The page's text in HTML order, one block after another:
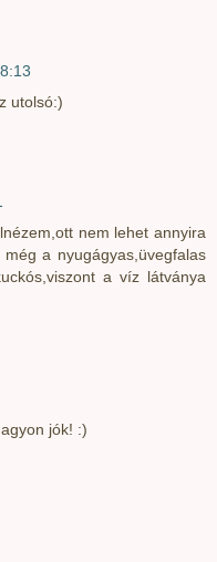
utolsó:)
nem lehet annyira
a nyugágyas,üvegfalas
a víz látványa
jók! :)